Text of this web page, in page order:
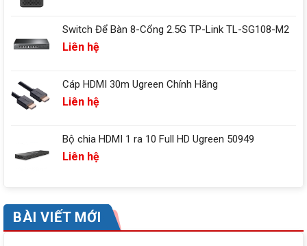
Switch Để Bàn 8-Cổng 2.5G TP-Link TL-SG108-M2
Liên hệ
Cáp HDMI 30m Ugreen Chính Hãng
Liên hệ
Bộ chia HDMI 1 ra 10 Full HD Ugreen 50949
Liên hệ
BÀI VIẾT MỚI